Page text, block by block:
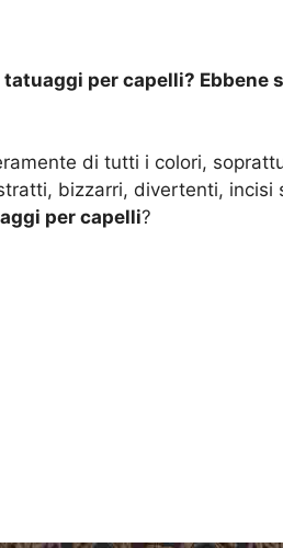
per capelli? Ebbene
di tutti i colori,
bizzarri, divertenti, incisi
per capelli?